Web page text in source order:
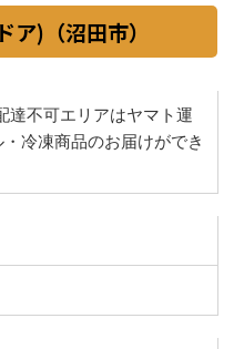
)（沼田市）
達不可エリアはヤマト運
冷凍商品のお届けができ